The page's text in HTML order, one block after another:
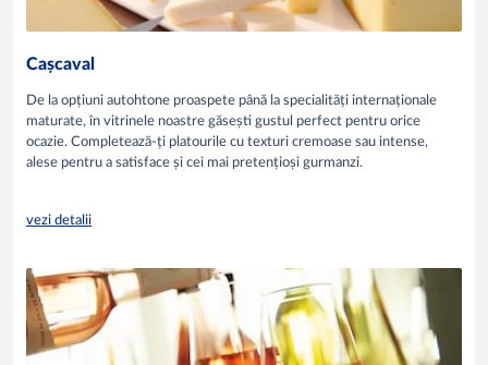
Cașcaval
De la opțiuni autohtone proaspete până la specialități internaționale
maturate, în vitrinele noastre găsești gustul perfect pentru orice
ocazie. Completează-ți platourile cu texturi cremoase sau intense,
alese pentru a satisface și cei mai pretențioși gurmanzi.
vezi detalii